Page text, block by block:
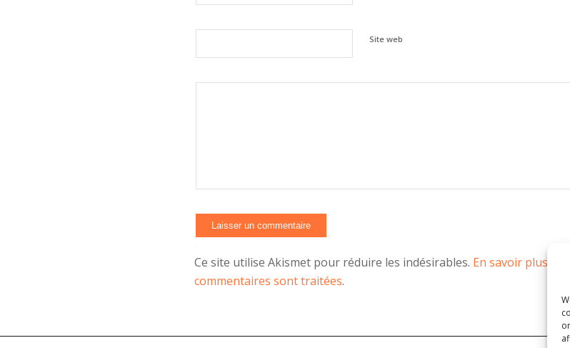
Site web
Alternative:
Ce site utilise Akismet pour réduire les indésirables. En savoir plus
commentaires sont traitées.